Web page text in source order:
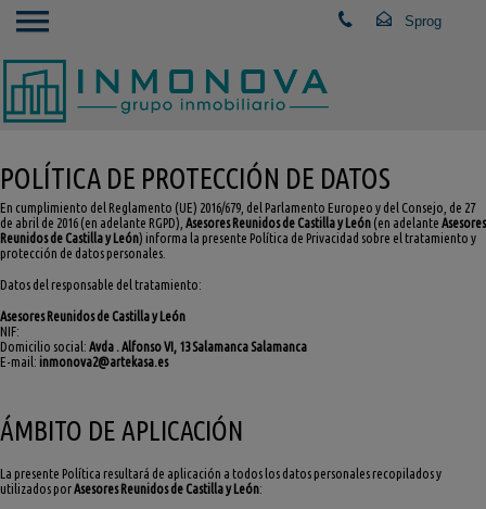
POLÍTICA DE PROTECCIÓN DE DATOS
En cumplimiento del Reglamento (UE) 2016/679, del Parlamento Europeo y del Consejo, de 27
de abril de 2016 (en adelante RGPD), Asesores Reunidos de Castilla y León (en adelante Asesores
Reunidos de Castilla y León) informa la presente Política de Privacidad sobre el tratamiento y
protección de datos personales.
Datos del responsable del tratamiento:
Asesores Reunidos de Castilla y León
NIF:
Domicilio social: Avda . Alfonso VI, 13 Salamanca Salamanca
E-mail: inmonova2@artekasa.es
ÁMBITO DE APLICACIÓN
La presente Política resultará de aplicación a todos los datos personales recopilados y
utilizados porAsesores Reunidos de Castilla y León: